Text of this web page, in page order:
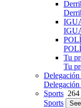
Tu
Tu
Delegación
Delegación
Sports 264
Sports